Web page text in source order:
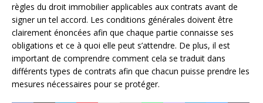
règles du droit immobilier applicables aux contrats avant de
signer un tel accord. Les conditions générales doivent être
clairement énoncées afin que chaque partie connaisse ses
obligations et ce à quoi elle peut s’attendre. De plus, il est
important de comprendre comment cela se traduit dans
différents types de contrats afin que chacun puisse prendre les
mesures nécessaires pour se protéger.